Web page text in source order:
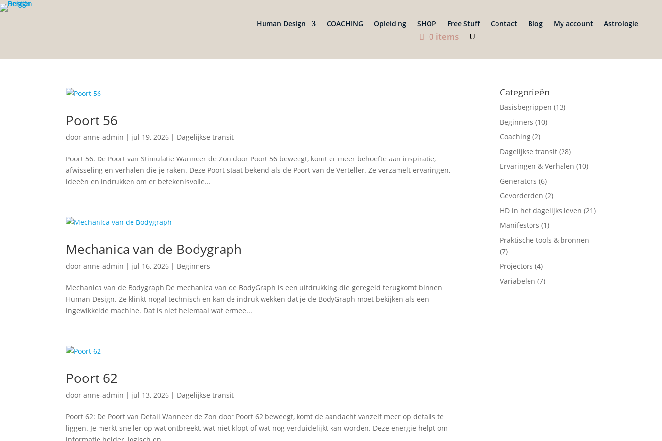
Human Design COACHING Opleiding SHOP Free Stuff Contact Blog My account Astrologie
0 items
Poort 56
dooranne-admin | jul 19, 2026 | Dagelijkse transit
Poort 56: De Poort van Stimulatie Wanneer de Zon door Poort 56 beweegt, komt er meer behoefte aan inspiratie,
afwisseling en verhalen die je raken. Deze Poort staat bekend als de Poort van de Verteller. Ze verzamelt ervaringen,
ideeën en indrukken om er betekenisvolle...
Mechanica van de Bodygraph
dooranne-admin | jul 16, 2026 | Beginners
Mechanica van de Bodygraph De mechanica van de BodyGraph is een uitdrukking die geregeld terugkomt binnen
Human Design. Ze klinkt nogal technisch en kan de indruk wekken dat je de BodyGraph moet bekijken als een
ingewikkelde machine. Dat is niet helemaal wat ermee...
Poort 62
dooranne-admin | jul 13, 2026 | Dagelijkse transit
Poort 62: De Poort van Detail Wanneer de Zon door Poort 62 beweegt, komt de aandacht vanzelf meer op details te
liggen. Je merkt sneller op wat ontbreekt, wat niet klopt of wat nog verduidelijkt kan worden. Deze energie helpt om
Categorieën
Basisbegrippen (13)
Beginners (10)
Coaching (2)
Dagelijkse transit (28)
Ervaringen & Verhalen (10)
Generators (6)
Gevorderden (2)
HD in het dagelijks leven (21)
Manifestors (1)
Praktische tools & bronnen
(7)
Projectors (4)
Variabelen (7)